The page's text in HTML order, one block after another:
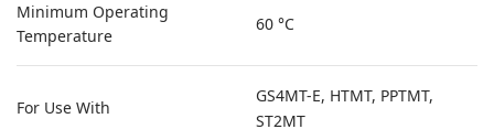
Minimum Operating
Temperature
60 °C
For Use With
GS4MT-E, HTMT, PPTMT,
ST2MT